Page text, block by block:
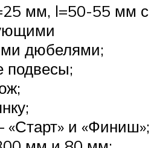
мм, l=50-55 мм с
дюбелями;
подвесы;
«Старт» и «Финиш»;